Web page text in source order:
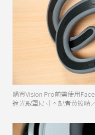
購買Vision Pro前需使用
遮光眼罩尺寸。記者黃筱晴